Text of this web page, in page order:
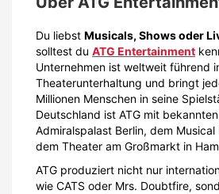
Du liebst Musicals, Shows oder
solltest du ATG Entertainment
Unternehmen ist weltweit führend
Theaterunterhaltung und bringt
Millionen Menschen in seine
Deutschland ist ATG mit
Admiralspalast Berlin, dem Musical
dem Theater am Großmarkt in
ATG produziert nicht nur
wie CATS oder Mrs. Doubtfire,